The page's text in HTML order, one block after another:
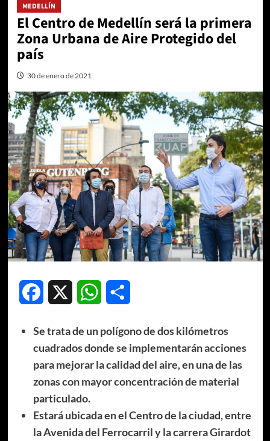
MEDELLÍN
El Centro de Medellín será la primera
Zona Urbana de Aire Protegido del
país
30 de enero de 2021
Facebook WhatsApp
Se trata de un polígono de dos kilómetros
cuadrados donde se implementarán acciones
para mejorar la calidad del aire, en una de las
zonas con mayor concentración de material
particulado.
Estará ubicada en el Centro de la ciudad, entre
la Avenida del Ferrocarril y la carrera Girardot